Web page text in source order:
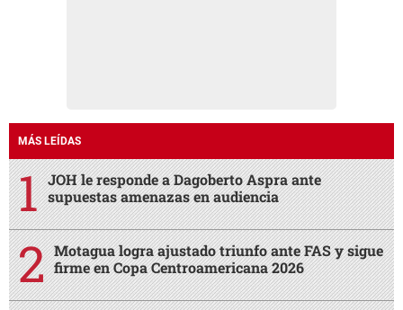
MÁS LEÍDAS
JOH le responde a Dagoberto Aspra ante
supuestas amenazas en audiencia
Motagua logra ajustado triunfo ante FAS y sigue
firme en Copa Centroamericana 2026